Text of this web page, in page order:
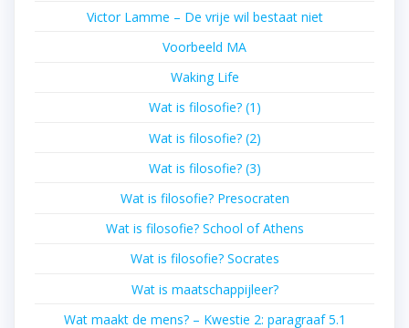
Victor Lamme – De vrije wil bestaat niet
Voorbeeld MA
Waking Life
Wat is filosofie? (1)
Wat is filosofie? (2)
Wat is filosofie? (3)
Wat is filosofie? Presocraten
Wat is filosofie? School of Athens
Wat is filosofie? Socrates
Wat is maatschappijleer?
Wat maakt de mens? – Kwestie 2: paragraaf 5.1